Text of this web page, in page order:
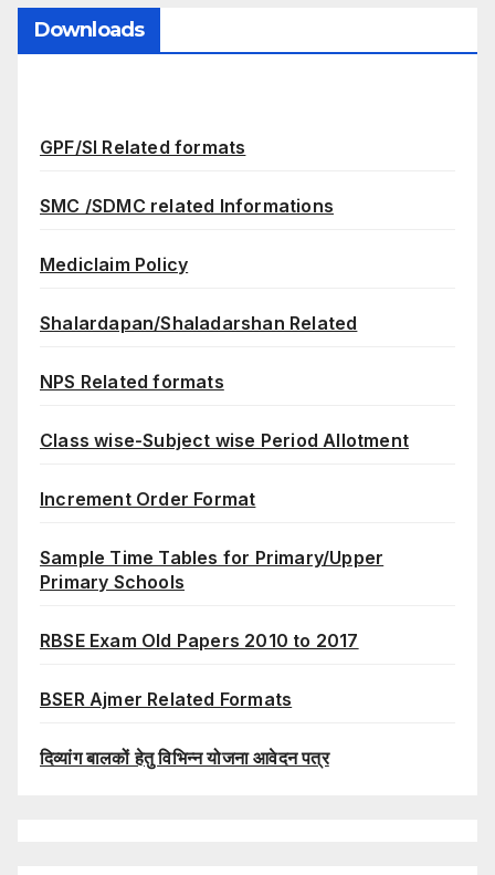
Downloads
GPF/SI Related formats
SMC /SDMC related Informations
Mediclaim Policy
Shalardapan/Shaladarshan Related
NPS Related formats
Class wise-Subject wise Period Allotment
Increment Order Format
Sample Time Tables for Primary/Upper
Primary Schools
RBSE Exam Old Papers 2010 to 2017
BSER Ajmer Related Formats
दिव्यांग बालकों हेतु विभिन्न योजना आवेदन पत्र